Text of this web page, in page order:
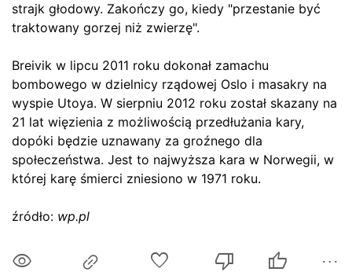
strajk głodowy. Zakończy go, kiedy "przestanie być
traktowany gorzej niż zwierzę".
Breivik w lipcu 2011 roku dokonał zamachu
bombowego w dzielnicy rządowej Oslo i masakry na
wyspie Utoya. W sierpniu 2012 roku został skazany na
21 lat więzienia z możliwością przedłużania kary,
dopóki będzie uznawany za groźnego dla
społeczeństwa. Jest to najwyższa kara w Norwegii, w
której karę śmierci zniesiono w 1971 roku.
źródło: wp.pl